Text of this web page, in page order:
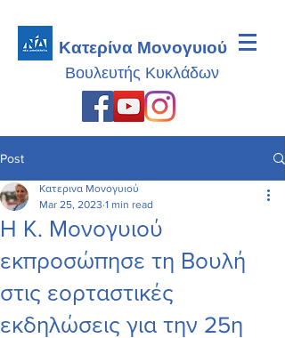
Κατερίνα Μονογυιού
Βουλευτής Κυκλάδων
Post
Η Κ. Μονογυιού
εκπροσώπησε τη Βουλή
στις εορταστικές
εκδηλώσεις για την 25η
Κατερινα Μονογυιού
Mar 25, 2023 1 min read